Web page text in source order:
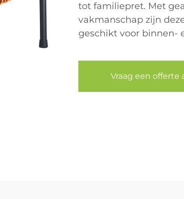
tot familiepret. Met
vakmanschap zijn
geschikt voor binnen-
Vraag een offerte